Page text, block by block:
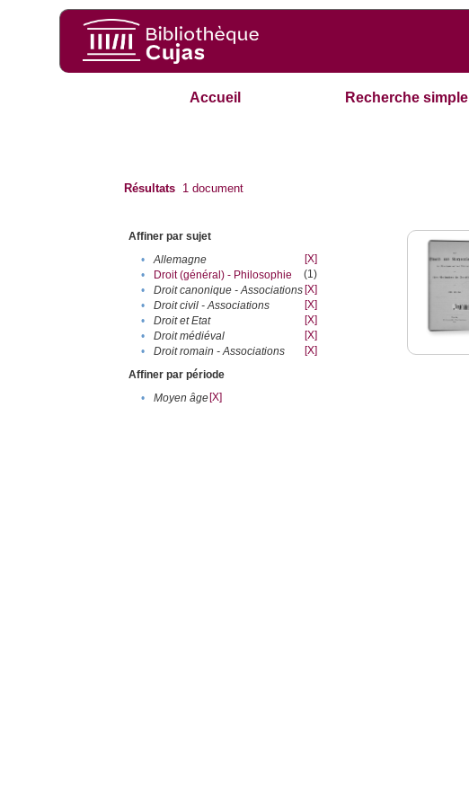
Accueil Recherche simple
Résultats 1 document
Affiner par sujet
•
Allemagne
[X]
•
Droit (général) - Philosophie
(1)
•
Droit canonique - Associations [X]
•
Droit civil - Associations
[X]
•
Droit et Etat
[X]
•
Droit médiéval
[X]
•
Droit romain - Associations
[X]
Affiner par période
•
Moyen âge[X]